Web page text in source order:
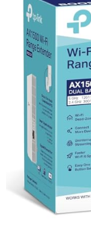
console, lecteur
d'un réseau à haut
Compatibilité
internet (Livebox,
votre matériel.
Modes flexibles:
point d'accès via un
optimiser la qualité de
Performance
des débits réels
mur porteur.
Caractéristiques
Couleur : Blanc
Dimensions : 2,5